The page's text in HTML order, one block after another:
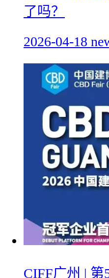
了吗？
2026-04-18
CIFF广州 |